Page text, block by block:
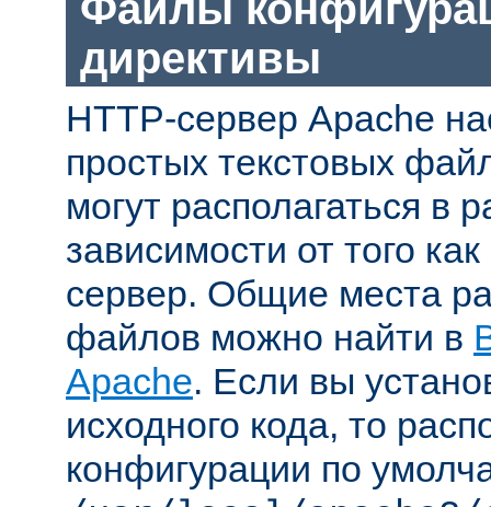
директивы
HTTP-сервер Apache
простых текстовых
могут располагаться в
зависимости от того
сервер. Общие места
файлов можно найти в
Apache. Если вы
исходного кода, то
конфигурации по